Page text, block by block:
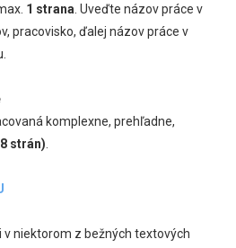
1 strana . Uveďte názov práce v
pracovisko, ďalej názov práce v
komplexne, prehľadne,
strán)
niektorom z bežných textových